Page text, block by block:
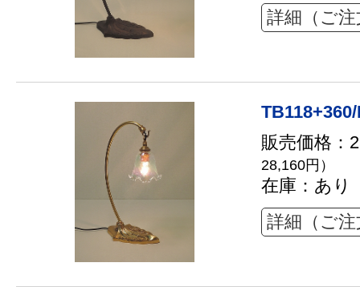
詳細（ご
販売価格：
28,160円）
在庫：あり
詳細（ご